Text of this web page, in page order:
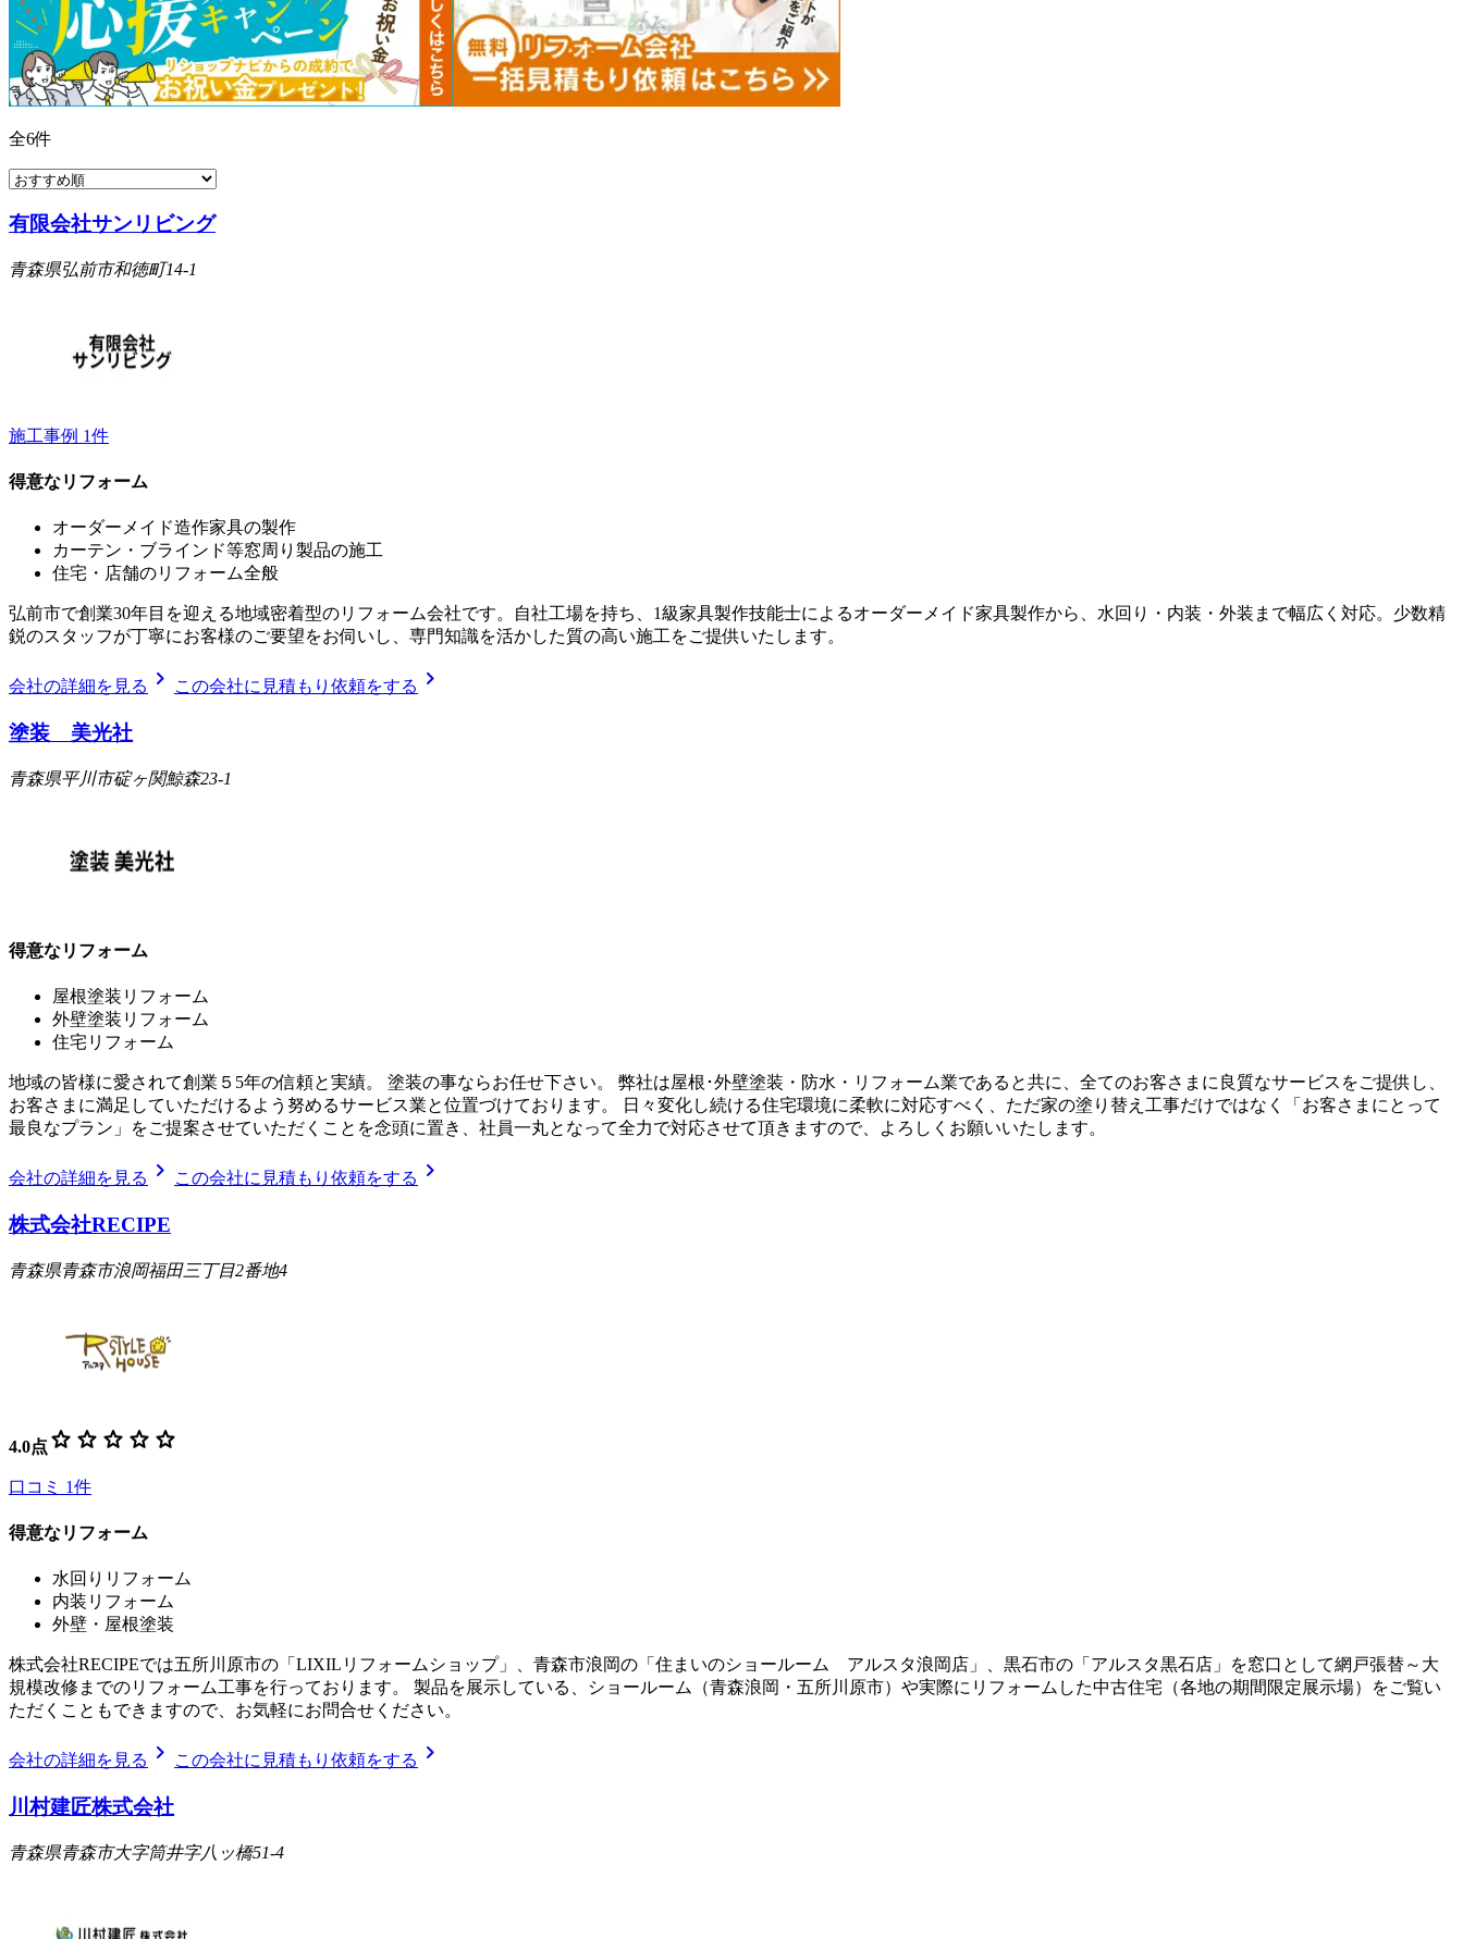
全6件
有限会社サンリビング
青森県弘前市和徳町14-1
施工事例 1件
得意なリフォーム
オーダーメイド造作家具の製作
カーテン・ブラインド等窓周り製品の施工
住宅・店舗のリフォーム全般
弘前市で創業30年目を迎える地域密着型のリフォーム会社です。自社工場を持ち、1級家具製作技能士によるオーダーメイド家具製作から、水回り・内装・外装まで幅広く対応。少数精
鋭のスタッフが丁寧にお客様のご要望をお伺いし、専門知識を活かした質の高い施工をご提供いたします。
会社の詳細を見る chevron_right この会社に見積もり依頼をする chevron_right
塗装 美光社
青森県平川市碇ヶ関鯨森23-1
得意なリフォーム
屋根塗装リフォーム
外壁塗装リフォーム
住宅リフォーム
地域の皆様に愛されて創業５5年の信頼と実績。 塗装の事ならお任せ下さい。 弊社は屋根･外壁塗装・防水・リフォーム業であると共に、全てのお客さまに良質なサービスをご提供し、
お客さまに満足していただけるよう努めるサービス業と位置づけております。 日々変化し続ける住宅環境に柔軟に対応すべく、ただ家の塗り替え工事だけではなく「お客さまにとって
最良なプラン」をご提案させていただくことを念頭に置き、社員一丸となって全力で対応させて頂きますので、よろしくお願いいたします。
会社の詳細を見る chevron_right この会社に見積もり依頼をする chevron_right
株式会社RECIPE
青森県青森市浪岡福田三丁目2番地4
4.0点 star star star star star
口コミ 1件
得意なリフォーム
水回りリフォーム
内装リフォーム
外壁・屋根塗装
株式会社RECIPEでは五所川原市の「LIXILリフォームショップ」、青森市浪岡の「住まいのショールーム アルスタ浪岡店」、黒石市の「アルスタ黒石店」を窓口として網戸張替～大
規模改修までのリフォーム工事を行っております。 製品を展示している、ショールーム（青森浪岡・五所川原市）や実際にリフォームした中古住宅（各地の期間限定展示場）をご覧い
ただくこともできますので、お気軽にお問合せください。
会社の詳細を見る chevron_right この会社に見積もり依頼をする chevron_right
川村建匠株式会社
青森県青森市大字筒井字八ッ橋51-4